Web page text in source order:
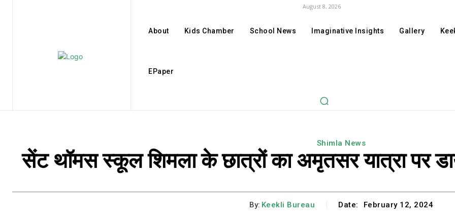
August 8, 2026
About Kids Chamber School News Imaginative Insights Gallery
EPaper
Shimla News
सेंट थॉमस स्कूल शिमला के छात्रों का अमृतसर यात्रा पर
By: Keekli Bureau Date: February 12, 2024